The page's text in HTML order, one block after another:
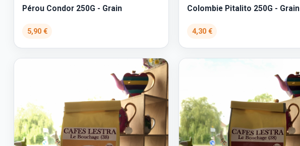
Pérou Condor 250G - Grain
5,90 €
Colombie Pitalito 250G - Grain
4,30 €